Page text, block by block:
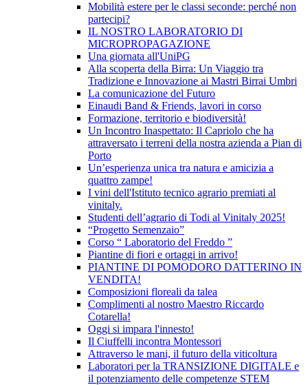
Mobilità estere per le classi seconde: perché non
partecipi?
IL NOSTRO LABORATORIO DI
MICROPROPAGAZIONE
Una giornata all'UniPG
Alla scoperta della Birra: Un Viaggio tra
Tradizione e Innovazione ai Mastri Birrai Umbri
La comunicazione del Futuro
Einaudi Band & Friends, lavori in corso
Formazione, territorio e biodiversità!
Un Incontro Inaspettato: Il Capriolo che ha
attraversato i terreni della nostra azienda a Pian di
Porto
Un’esperienza unica tra natura e amicizia a
quattro zampe!
I vini dell'Istituto tecnico agrario premiati al
vinitaly.
Studenti dell’agrario di Todi al Vinitaly 2025!
“Progetto Semenzaio”
Corso “ Laboratorio del Freddo ”
Piantine di fiori e ortaggi in arrivo!
PIANTINE DI POMODORO DATTERINO IN
VENDITA!
Composizioni floreali da talea
Complimenti al nostro Maestro Riccardo
Cotarella!
Oggi si impara l'innesto!
Il Ciuffelli incontra Montessori
Attraverso le mani, il futuro della viticoltura
Laboratori per la TRANSIZIONE DIGITALE e
il potenziamento delle competenze STEM